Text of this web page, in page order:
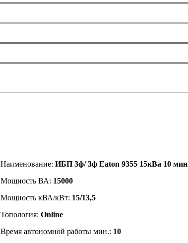
Наименование:ИБП 3ф/ 3ф Eaton 9355 15кВа 10 мин
Мощность ВА: 15000
Мощность кВА/кВт: 15/13,5
Топология:Online
Время автономной работы мин.: 10